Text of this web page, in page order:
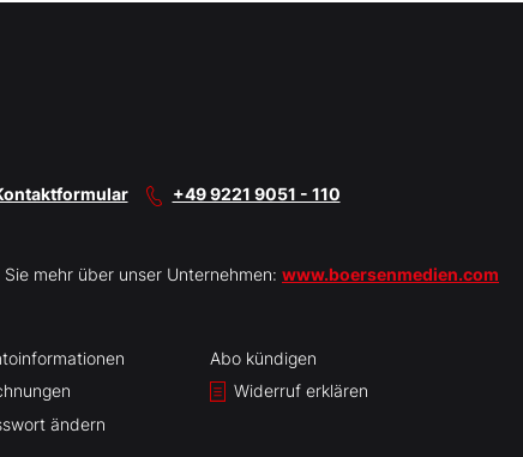
+49 9221 9051 - 110
Sie mehr über unser Unternehmen: www.boersenmedien.com
ändern
Abo kündigen
Widerruf erklären